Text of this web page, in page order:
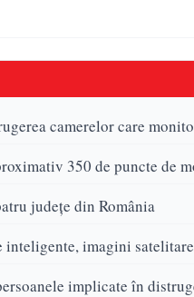
camerelor care
350 de puncte de
județe din România
imagini
implicate în